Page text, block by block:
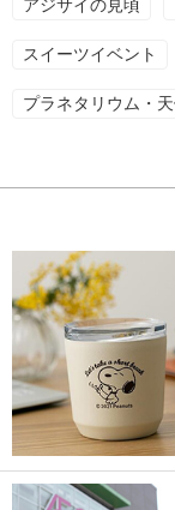
アジサイの見頃
スイーツイベント
プラネタリウム・